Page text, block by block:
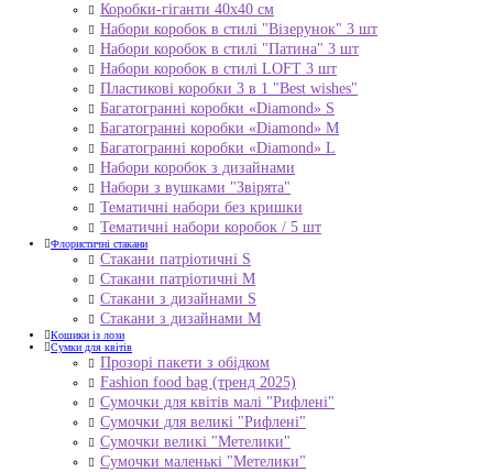
Коробки-гіганти 40x40 см
Набори коробок в стилі "Візерунок" 3 шт
Набори коробок в стилі "Патина" 3 шт
Набори коробок в стилі LOFT 3 шт
Пластикові коробки 3 в 1 "Best wishes"
Багатогранні коробки «Diamond» S
Багатогранні коробки «Diamond» M
Багатогранні коробки «Diamond» L
Набори коробок з дизайнами
Набори з вушками "Звірята"
Тематичні набори без кришки
Тематичні набори коробок / 5 шт
Флористичні стакани
Стакани патріотичні S
Стакани патріотичні М
Стакани з дизайнами S
Стакани з дизайнами М
Кошики із лози
Сумки для квітів
Прозорі пакети з обідком
Fashion food bag (тренд 2025)
Сумочки для квітів малі "Рифлені"
Сумочки для великі "Рифлені"
Сумочки великі "Метелики"
Сумочки маленькі "Метелики"